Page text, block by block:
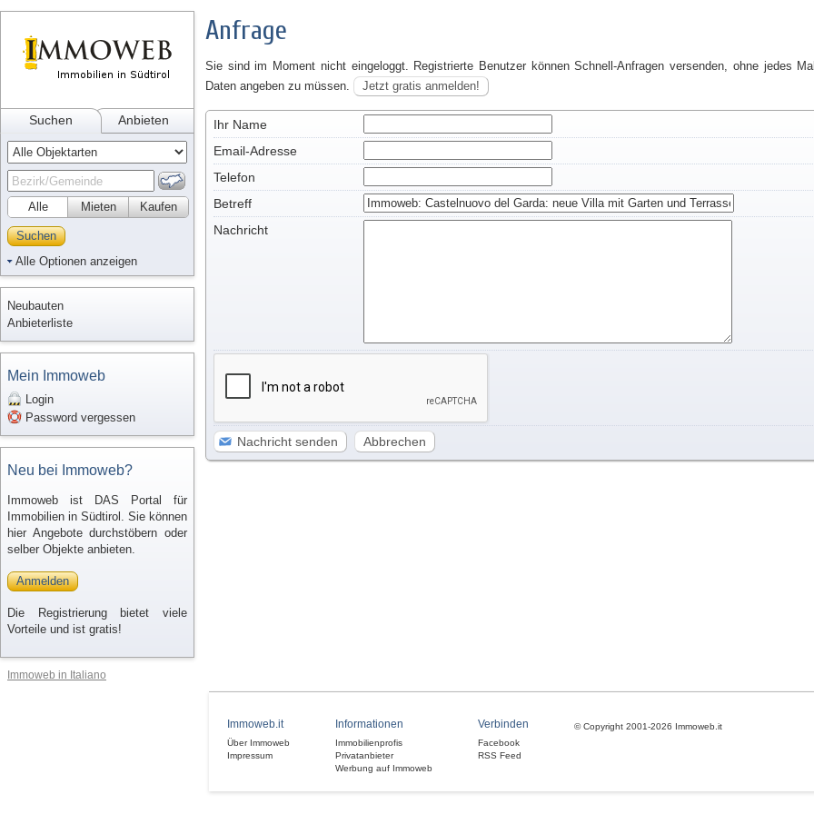
Suchen Anbieten
Alle Kaufen
Mieten
Suchen
Alle Optionen anzeigen
Neubauten
Anbieterliste
Mein Immoweb
Login
Password vergessen
Neu bei Immoweb?
Immoweb ist DAS Portal für
Immobilien in Südtirol. Sie können
hier Angebote durchstöbern oder
selber Objekte anbieten.
Anmelden
Die Registrierung bietet viele
Vorteile und ist gratis!
Immoweb in Italiano
Anfrage
Sie sind im Moment nicht eingeloggt. Registrierte Benutzer können Schnell-Anfragen versenden, ohne jedes
Daten angeben zu müssen.
Jetzt gratis anmelden!
Ihr Name
Email-Adresse
Telefon
Betreff
Nachricht
Nachricht senden Abbrechen
Immoweb.it
Über Immoweb
Impressum
Informationen
Immobilienprofis
Privatanbieter
Werbung auf Immoweb
Verbinden
Facebook
RSS Feed
© Copyright 2001-2026 Immoweb.it